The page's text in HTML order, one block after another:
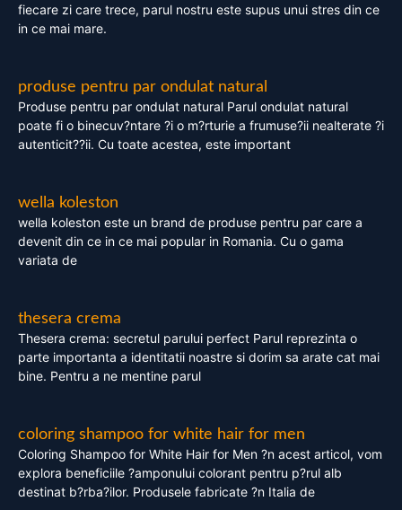
fiecare zi care trece, parul nostru este supus unui stres din ce
in ce mai mare.
produse pentru par ondulat natural
Produse pentru par ondulat natural Parul ondulat natural
poate fi o binecuv?ntare ?i o m?rturie a frumuse?ii nealterate ?i
autenticit??ii. Cu toate acestea, este important
wella koleston
wella koleston este un brand de produse pentru par care a
devenit din ce in ce mai popular in Romania. Cu o gama
variata de
thesera crema
Thesera crema: secretul parului perfect Parul reprezinta o
parte importanta a identitatii noastre si dorim sa arate cat mai
bine. Pentru a ne mentine parul
coloring shampoo for white hair for men
Coloring Shampoo for White Hair for Men ?n acest articol, vom
explora beneficiile ?amponului colorant pentru p?rul alb
destinat b?rba?ilor. Produsele fabricate ?n Italia de